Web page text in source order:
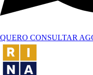
QUERO CONSULTAR